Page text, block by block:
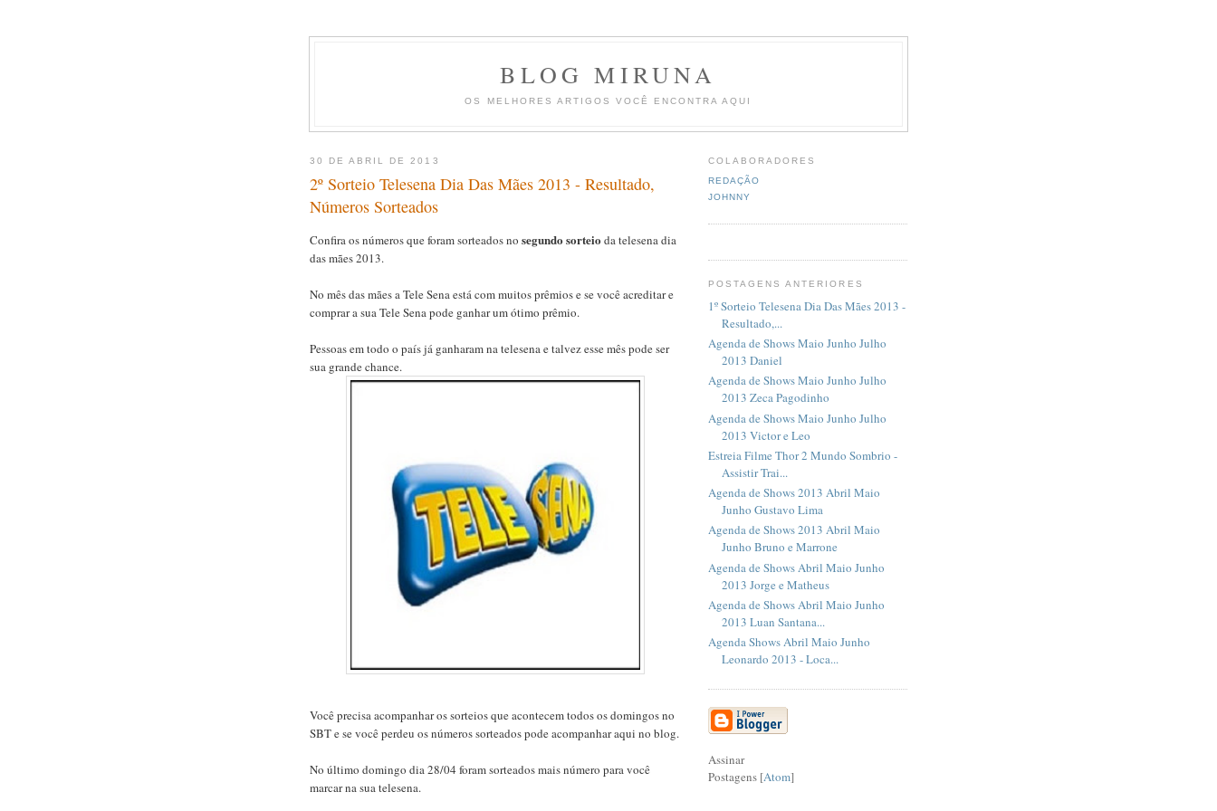
BLOG MIRUNA
OS MELHORES ARTIGOS VOCÊ ENCONTRA AQUI
30 DE ABRIL DE 2013
2º Sorteio Telesena Dia Das Mães 2013 - Resultado,
Números Sorteados
Confira os números que foram sorteados no segundo sorteio da telesena dia
das mães 2013.
No mês das mães a Tele Sena está com muitos prêmios e se você acreditar e
comprar a sua Tele Sena pode ganhar um ótimo prêmio.
Pessoas em todo o país já ganharam na telesena e talvez esse mês pode ser
sua grande chance.
Você precisa acompanhar os sorteios que acontecem todos os domingos no
SBT e se você perdeu os números sorteados pode acompanhar aqui no blog.
No último domingo dia 28/04 foram sorteados mais número para você
marcar na sua telesena.
COLABORADORES
REDAÇÃO
JOHNNY
POSTAGENS ANTERIORES
1º Sorteio Telesena Dia Das Mães 2013 -
Resultado,...
Agenda de Shows Maio Junho Julho
2013 Daniel
Agenda de Shows Maio Junho Julho
2013 Zeca Pagodinho
Agenda de Shows Maio Junho Julho
2013 Victor e Leo
Estreia Filme Thor 2 Mundo Sombrio -
Assistir Trai...
Agenda de Shows 2013 Abril Maio
Junho Gustavo Lima
Agenda de Shows 2013 Abril Maio
Junho Bruno e Marrone
Agenda de Shows Abril Maio Junho
2013 Jorge e Matheus
Agenda de Shows Abril Maio Junho
2013 Luan Santana...
Agenda Shows Abril Maio Junho
Leonardo 2013 - Loca...
Assinar
Postagens [Atom]